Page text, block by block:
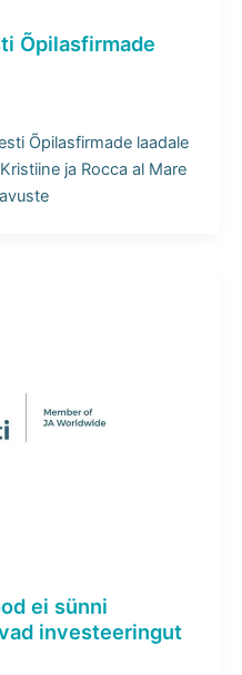
Õpilasfirmade
Õpilasfirmade laadale
ja Rocca al Mare
ei sünni
investeeringut